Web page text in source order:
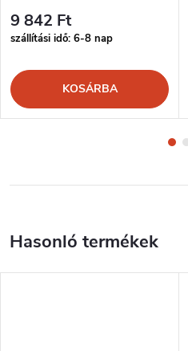
9 842 Ft
szállítási idő: 6-8 nap
KOSÁRBA